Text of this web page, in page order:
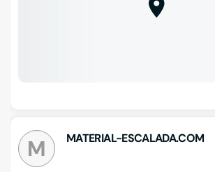
M MATERIAL-ESCALADA.COM